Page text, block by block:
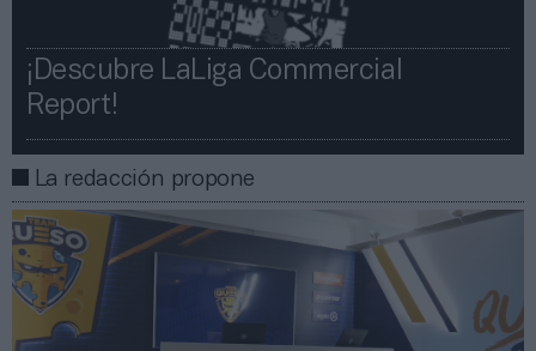
¡Descubre LaLiga Commercial
Report!​​
La redacción propone